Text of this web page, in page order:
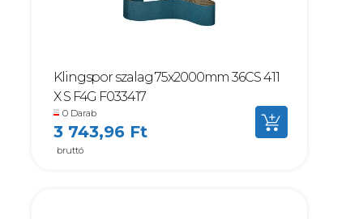
Klingspor szalag 75x2000mm 36CS 411
X S F4G F033417
0 Darab
3 743,96 Ft
bruttó